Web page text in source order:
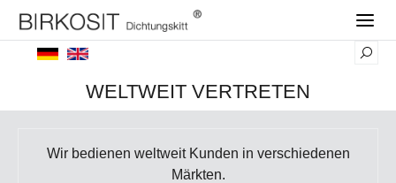
WELTWEIT VERTRETEN
Wir bedienen weltweit Kunden in verschiedenen
Märkten.